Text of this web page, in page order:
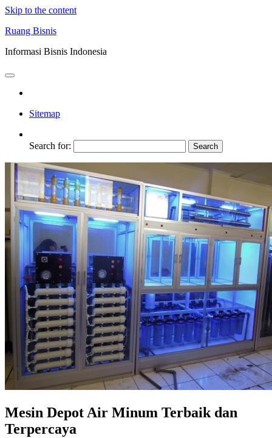
Skip to the content
Ruang Bisnis
Informasi Bisnis Indonesia
Sitemap
Search for:
Mesin Depot Air Minum Terbaik dan
Terpercaya